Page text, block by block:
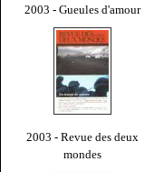
2003 - Gueules d'amour
2003 - Revue des deux
mondes